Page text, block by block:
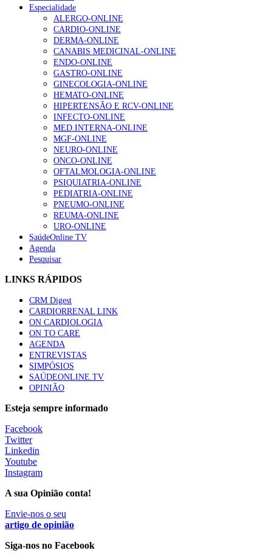
Enfermagem Forense. “Da urgência ao tribunal, cada
gesto conta e cada profissional faz a diferença”
203 visualizações
1.º Episódio do Podcast “Frequência Cardio – Sintoniza-
te na Insuficiência Cardíaca” da Bayer
169 visualizações
Alguns milhares de utentes podem ficar sem médico de
família com nova regras do registo, alerta associação
132 visualizações
“Os programas de rastreio do cancro do pulmão são
custo-efetivos e representam um investimento
sustentável para os sistemas de saúde”
93 visualizações
Quase quatro em cada dez doentes com enfarte
87 visualizações
Trodelvy aprovado para primeira linha no cancro da
mama triplo negativo metastático em doentes não
elegíveis para inibidores PD-(L)1
61 visualizações
MAIS NOTÍCIAS
Quase 11.900 jovens recorreram aos cheques psicólogo e
nutricionista no primeiro mês
7 Ago, 2026
ULS de Coimbra estreia cirurgia endoscópica do ouvido com
apoio robótico em Portugal
7 Ago, 2026 0 Comments
Especialidade
ALERGO-ONLINE
CARDIO-ONLINE
DERMA-ONLINE
CANABIS MEDICINAL-ONLINE
ENDO-ONLINE
GASTRO-ONLINE
GINECOLOGIA-ONLINE
HEMATO-ONLINE
HIPERTENSÃO E RCV-ONLINE
INFECTO-ONLINE
MED.INTERNA-ONLINE
MGF-ONLINE
NEURO-ONLINE
ONCO-ONLINE
OFTALMOLOGIA-ONLINE
PSIQUIATRIA-ONLINE
PEDIATRIA-ONLINE
PNEUMO-ONLINE
REUMA-ONLINE
URO-ONLINE
SaúdeOnline TV
Agenda
Pesquisar
LINKS RÁPIDOS
CRM Digest
CARDIORRENAL LINK
ON CARDIOLOGIA
ON TO CARE
AGENDA
ENTREVISTAS
SIMPÓSIOS
SAÚDEONLINE.TV
OPINIÃO
Esteja sempre informado
Facebook
Twitter
Linkedin
Youtube
Instagram
A sua Opinião conta!
Envie-nos o seu
artigo de opinião
Siga-nos no Facebook